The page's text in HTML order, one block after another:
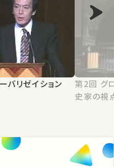
ローバリゼイション
第2回 グローバル化する世界 －歴
史家の視